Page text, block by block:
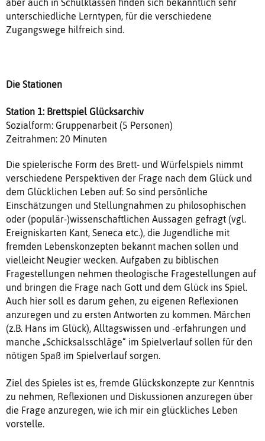
aber auch in Schulklassen finden sich bekanntlich sehr
unterschiedliche Lerntypen, für die verschiedene
Zugangswege hilfreich sind.
Die Stationen
Station 1: Brettspiel Glücksarchiv
Sozialform: Gruppenarbeit (5 Personen)
Zeitrahmen: 20 Minuten
Die spielerische Form des Brett- und Würfelspiels nimmt
verschiedene Perspektiven der Frage nach dem Glück und
dem Glücklichen Leben auf: So sind persönliche
Einschätzungen und Stellungnahmen zu philosophischen
oder (populär-)wissenschaftlichen Aussagen gefragt (vgl.
Ereigniskarten Kant, Seneca etc.), die Jugendliche mit
fremden Lebenskonzepten bekannt machen sollen und
vielleicht Neugier wecken. Aufgaben zu biblischen
Fragestellungen nehmen theologische Fragestellungen auf
und bringen die Frage nach Gott und dem Glück ins Spiel.
Auch hier soll es darum gehen, zu eigenen Reflexionen
anzuregen und zu ersten Antworten zu kommen. Märchen
(z.B. Hans im Glück), Alltagswissen und -erfahrungen und
manche „Schicksalsschläge“ im Spielverlauf sollen für den
nötigen Spaß im Spielverlauf sorgen.
Ziel des Spieles ist es, fremde Glückskonzepte zur Kenntnis
zu nehmen, Reflexionen und Diskussionen anzuregen über
die Frage anzuregen, wie ich mir ein glückliches Leben
vorstelle.